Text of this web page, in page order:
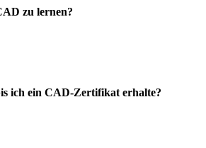
zu lernen?
ich ein CAD-Zertifikat erhalte?